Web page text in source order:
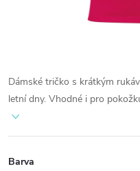
Dámské tričko s krátkým
letní dny. Vhodné i pro
Barva